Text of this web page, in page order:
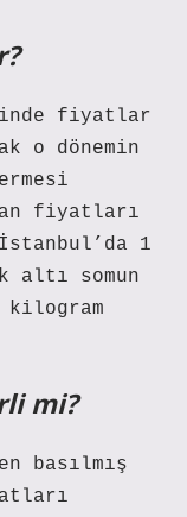
fiyatlar
o dönemin
fiyatları
1
altı somun
kilogram
mi?
basılmış